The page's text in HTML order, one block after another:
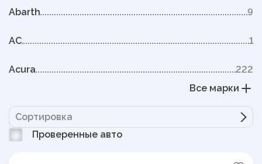
Abarth 9
AC 1
Acura
222
Все марки
Сортировка
Проверенные авто